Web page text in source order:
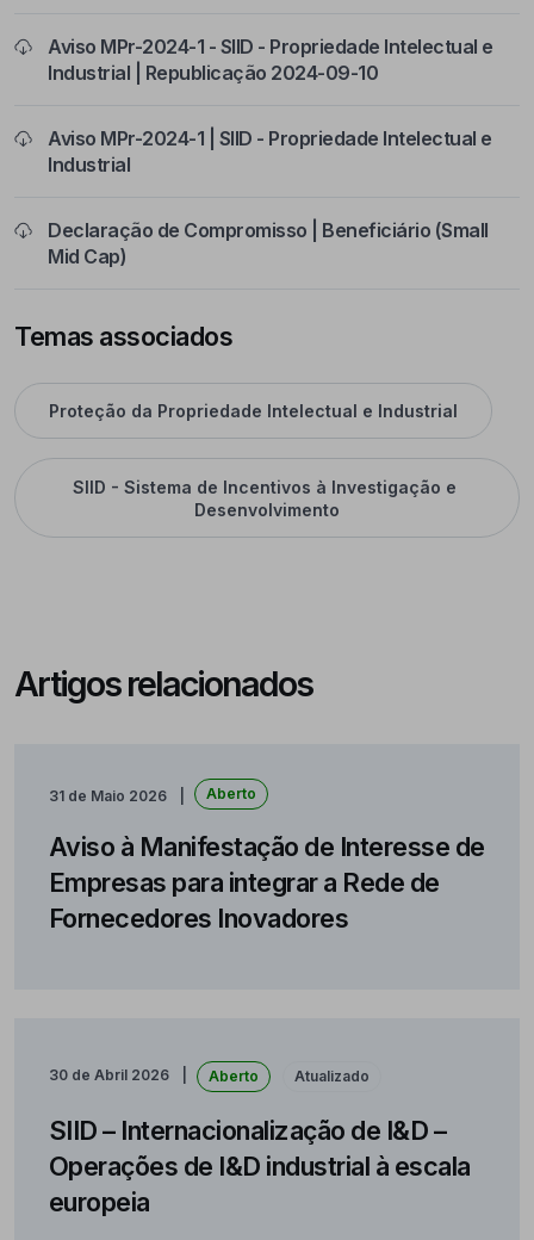
Aviso MPr-2024-1 - SIID - Propriedade Intelectual e
Industrial | Republicação 2024-09-10
Aviso MPr-2024-1 | SIID - Propriedade Intelectual e
Industrial
Declaração de Compromisso | Beneficiário (Small
Mid Cap)
Temas associados
Proteção da Propriedade Intelectual e Industrial
SIID - Sistema de Incentivos à Investigação e
Desenvolvimento
Artigos relacionados
31 de Maio 2026 Aberto
Aviso à Manifestação de Interesse de
Empresas para integrar a Rede de
Fornecedores Inovadores
30 de Abril 2026 Aberto Atualizado
SIID – Internacionalização de I&D –
Operações de I&D industrial à escala
europeia